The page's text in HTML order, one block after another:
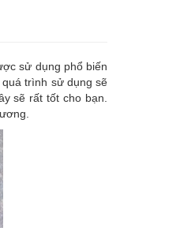
sử dụng phổ biến
trình sử dụng sẽ
sẽ rất tốt cho bạn.